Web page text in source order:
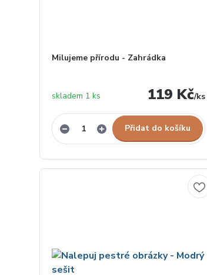
Milujeme přírodu - Zahrádka
119 Kč/ks
skladem 1 ks
Přidat do košíku